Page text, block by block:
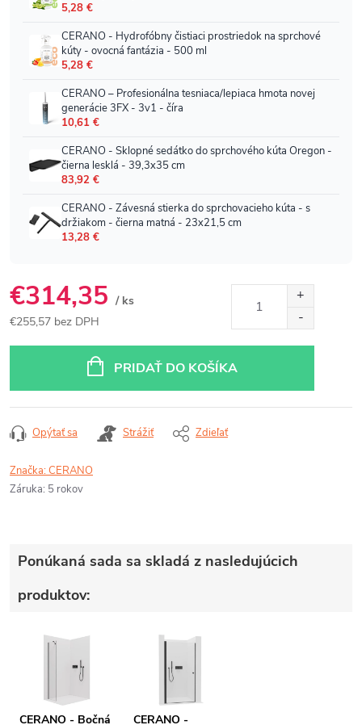
€314,35 / ks
€255,57 bez DPH
PRIDAŤ DO KOŠÍKA
Opýtať sa Strážiť Zdieľať
Značka:CERANO
Záruka: 5 rokov
Ponúkaná sada sa skladá z nasledujúcich
produktov:
CERANO - Bočná
CERANO -